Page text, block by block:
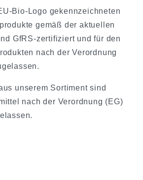
Bio-Logo gekennzeichneten
gemäß der aktuellen
GfRS-zertifiziert und für den
nach der Verordnung
unserem Sortiment sind
nach der Verordnung (EG)